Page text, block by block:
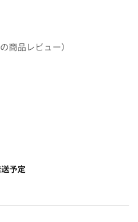
の商品レビュー）
予定